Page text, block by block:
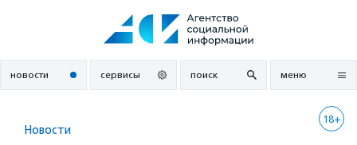
новости сервисы поиск меню
18+
Новости